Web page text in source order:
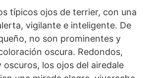
típicos ojos de terrier, con una
vigilante e inteligente. De
no son prominentes y
oscura. Redondos,
oscuros, los ojos del airedale